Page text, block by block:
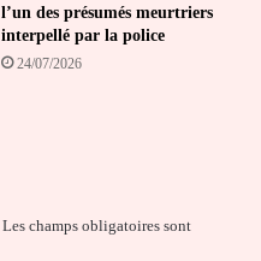
l’un des présumés meurtriers
interpellé par la police
24/07/2026
Les champs obligatoires sont